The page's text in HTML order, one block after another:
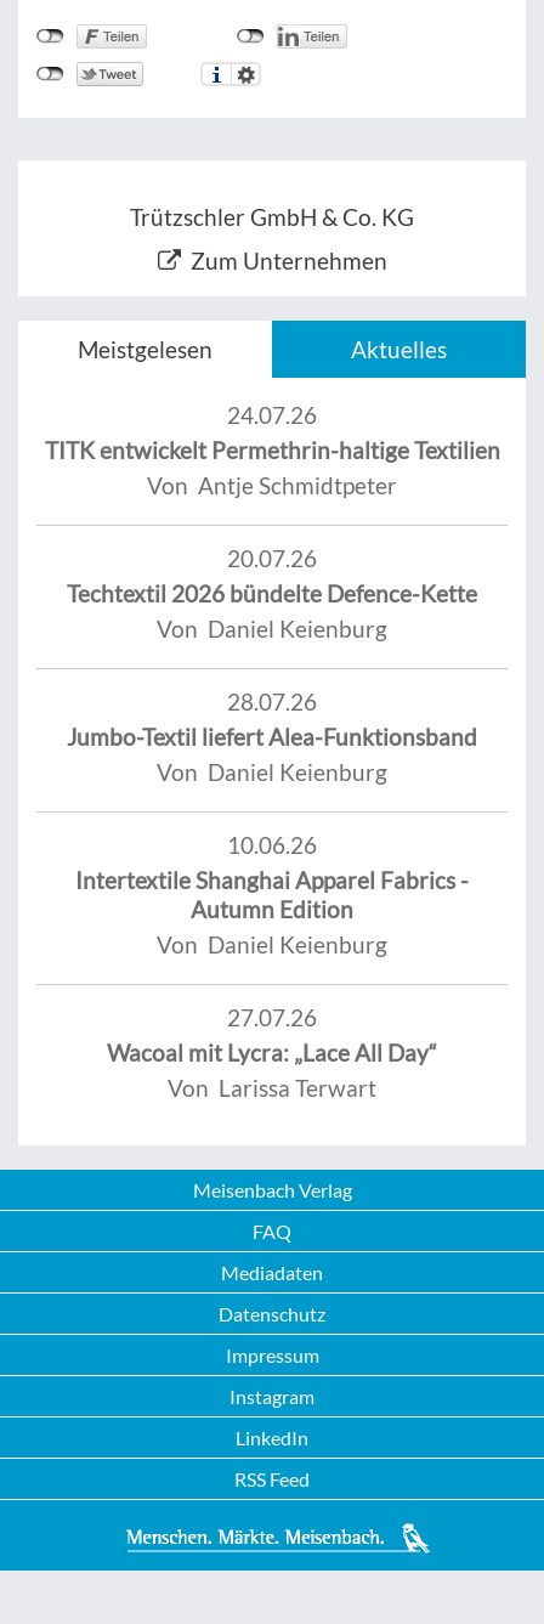
Trützschler GmbH & Co. KG
Zum Unternehmen
Meistgelesen Aktuelles
24.07.26
TITK entwickelt Permethrin-haltige Textilien
Von Antje Schmidtpeter
20.07.26
Techtextil 2026 bündelte Defence-Kette
Von Daniel Keienburg
28.07.26
Jumbo-Textil liefert Alea-Funktionsband
Von Daniel Keienburg
10.06.26
Intertextile Shanghai Apparel Fabrics -
Autumn Edition
Von Daniel Keienburg
27.07.26
Wacoal mit Lycra: „Lace All Day“
Von Larissa Terwart
Meisenbach Verlag
FAQ
Mediadaten
Datenschutz
Impressum
Instagram
LinkedIn
RSS Feed